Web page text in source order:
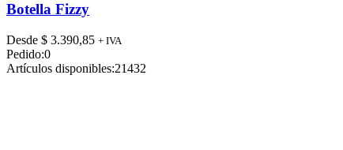
variantes.
opciones
Botella Fizzy
Desde $ 3.390,85 + IVA
Pedido:0
Artículos disponibles:21432